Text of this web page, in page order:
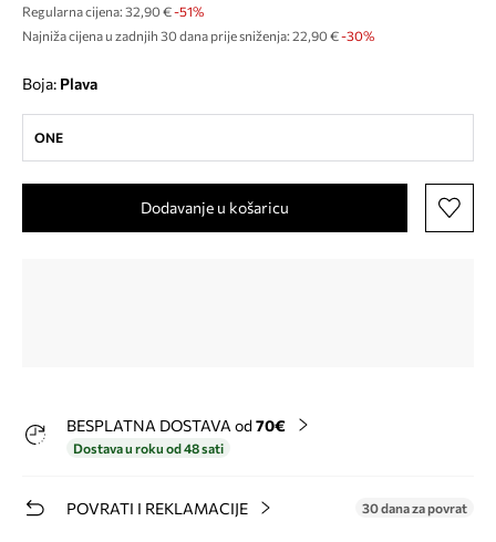
Regularna cijena: 32,90 €-51%
Najniža cijena u zadnjih 30 dana prije sniženja: 22,90 € -30%
Boja: plava
ONE
Dodavanje u košaricu
BESPLATNA DOSTAVA od 70€
Dostava u roku od 48 sati
POVRATI I REKLAMACIJE 30 dana za povrat